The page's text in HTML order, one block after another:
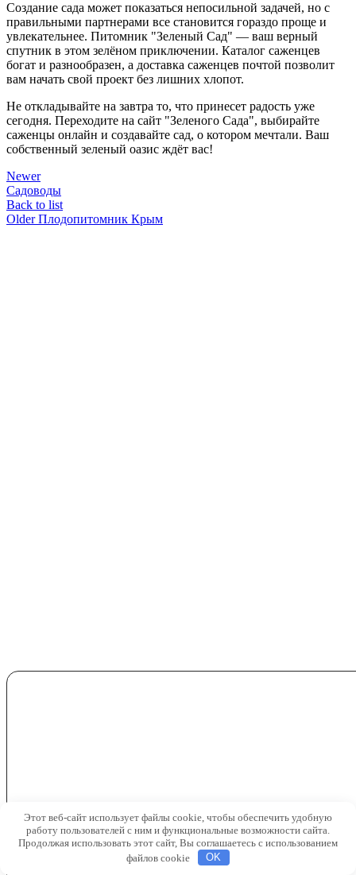
Создание сада может показаться непосильной задачей, но с
правильными партнерами все становится гораздо проще и
увлекательнее. Питомник "Зеленый Сад" — ваш верный
спутник в этом зелёном приключении. Каталог саженцев
богат и разнообразен, а доставка саженцев почтой позволит
вам начать свой проект без лишних хлопот.
Не откладывайте на завтра то, что принесет радость уже
сегодня. Переходите на сайт "Зеленого Сада", выбирайте
саженцы онлайн и создавайте сад, о котором мечтали. Ваш
собственный зеленый оазис ждёт вас!
Newer
Садоводы
Back to list
Older Плодопитомник Крым
Этот веб-сайт использует файлы cookie, чтобы обеспечить удобную
работу пользователей с ним и функциональные возможности сайта.
Продолжая использовать этот сайт, Вы соглашаетесь с использованием
файлов cookie
OK